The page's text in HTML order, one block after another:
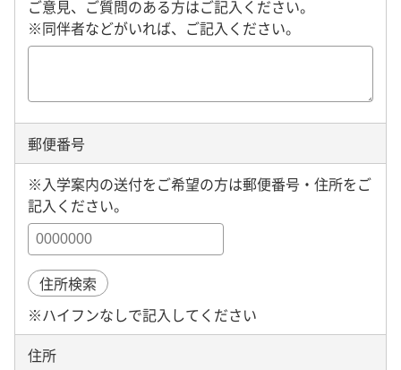
ご意見、ご質問のある方はご記入ください。
※同伴者などがいれば、ご記入ください。
郵便番号
※入学案内の送付をご希望の方は郵便番号・住所をご
記入ください。
住所検索
※ハイフンなしで記入してください
住所